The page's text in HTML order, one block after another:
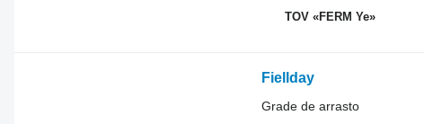
TOV «FERM Ye»
Fiellday
Grade de arrasto